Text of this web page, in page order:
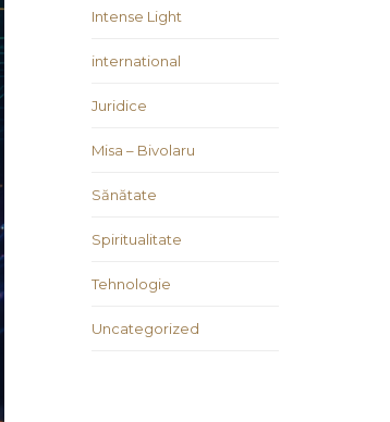
Intense Light
international
Juridice
Misa – Bivolaru
Sănătate
Spiritualitate
Tehnologie
Uncategorized